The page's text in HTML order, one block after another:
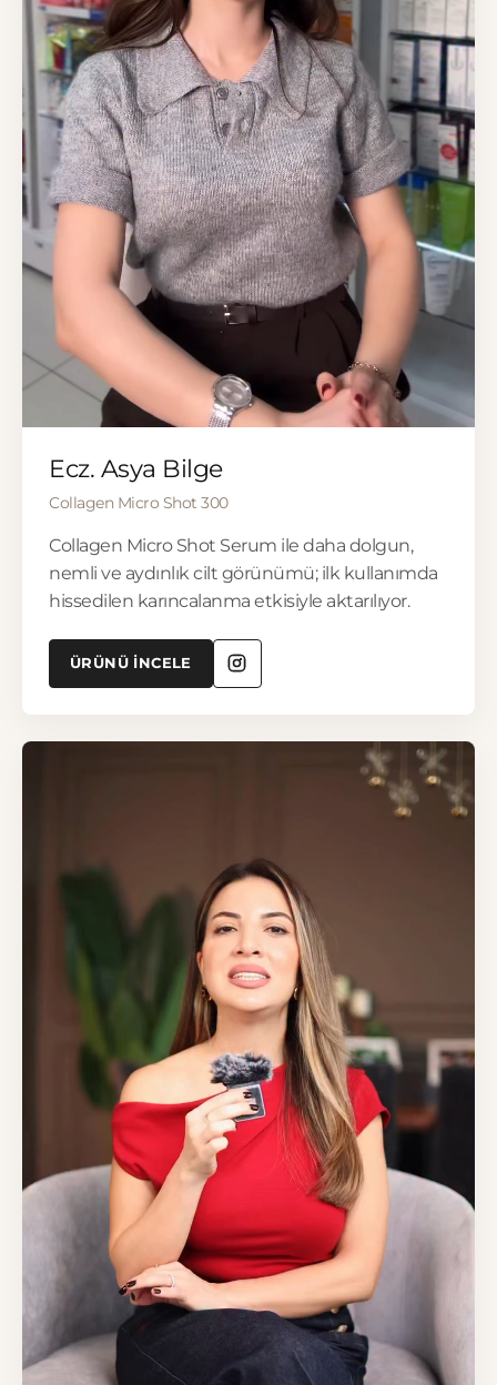
▶
Ecz. Asya Bilge
Collagen Micro Shot 300
Collagen Micro Shot Serum ile daha dolgun,
nemli ve aydınlık cilt görünümü; ilk kullanımda
hissedilen karıncalanma etkisiyle aktarılıyor.
ÜRÜNÜ İNCELE